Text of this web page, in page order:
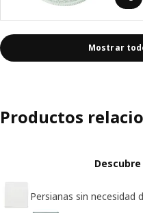
Mostrar
Productos
Persianas sin necesidad